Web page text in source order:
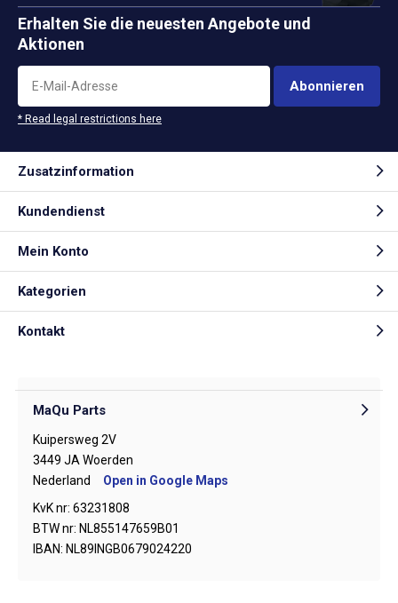
Erhalten Sie die neuesten Angebote und
Aktionen
Abonnieren
* Read legal restrictions here
Zusatzinformation
Kundendienst
Mein Konto
Kategorien
Kontakt
MaQu Parts
Kuipersweg 2V
3449 JA Woerden
Nederland
Open in Google Maps
KvK nr: 63231808
BTW nr: NL855147659B01
IBAN: NL89INGB0679024220